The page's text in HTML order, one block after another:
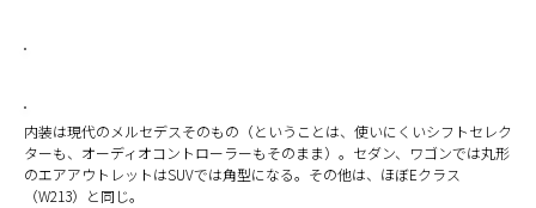
内装は現代のメルセデスそのもの（ということは、使いにくいシフトセレク
ターも、オーディオコントローラーもそのまま）。セダン、ワゴンでは丸形
のエアアウトレットはSUVでは角型になる。その他は、ほぼEクラス
（W213）と同じ。